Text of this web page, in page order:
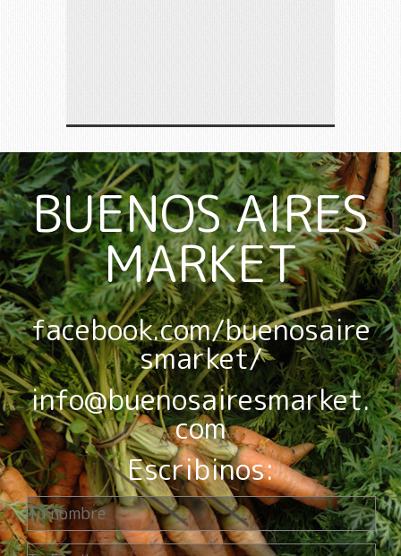
BUENOS AIRES
MARKET
facebook.com/buenosaire
smarket/
info@buenosairesmarket.
com
Escribinos: